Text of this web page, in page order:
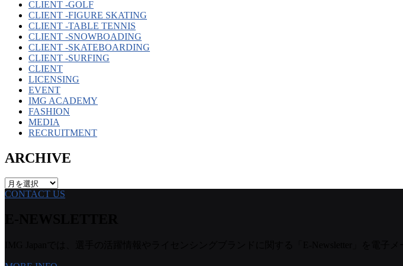
CLIENT -GOLF
CLIENT -FIGURE SKATING
CLIENT -TABLE TENNIS
CLIENT -SNOWBOADING
CLIENT -SKATEBOARDING
CLIENT -SURFING
CLIENT
LICENSING
EVENT
IMG ACADEMY
FASHION
MEDIA
RECRUITMENT
ARCHIVE
ARCHIVE
CONTACT US